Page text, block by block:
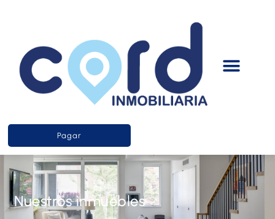
Pagar
Nuestros inmuebles